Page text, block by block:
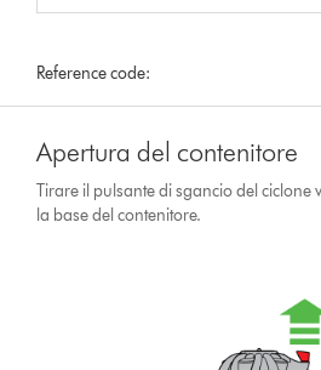
Reference code:
Apertura del contenitore
Tirare il pulsante di sgancio del ciclone
la base del contenitore.